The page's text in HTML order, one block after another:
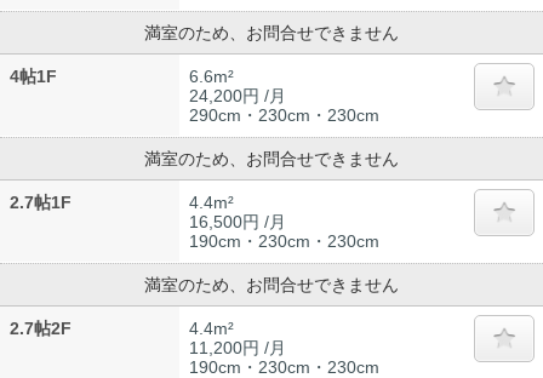
満室のため、お問合せできません
4帖1F
6.6m²
24,200円 /月
290cm・230cm・230cm
満室のため、お問合せできません
2.7帖1F
4.4m²
16,500円 /月
190cm・230cm・230cm
満室のため、お問合せできません
2.7帖2F
4.4m²
11,200円 /月
190cm・230cm・230cm